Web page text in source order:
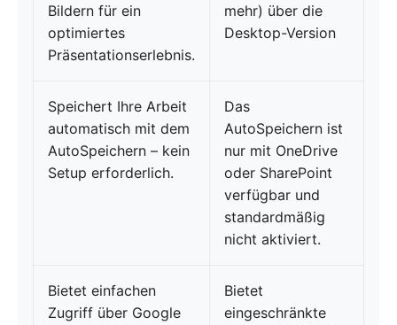
Bildern für ein
optimiertes
Präsentationserlebnis.
mehr) über die
Desktop-Version
Speichert Ihre Arbeit
automatisch mit dem
AutoSpeichern – kein
Setup erforderlich.
Das
AutoSpeichern ist
nur mit OneDrive
oder SharePoint
verfügbar und
standardmäßig
nicht aktiviert.
Bietet einfachen
Zugriff über Google
Bietet
eingeschränkte